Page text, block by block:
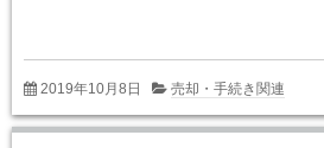
2019年10月8日 売却・手続き関連